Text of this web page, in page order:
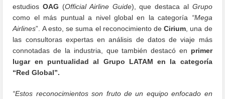
estudios OAG (Official Airline Guide), que destaca al Grupo
como el más puntual a nivel global en la categoría “Mega
Airlines”. A esto, se suma el reconocimiento deCirium , una de
las consultoras expertas en análisis de datos de viaje más
connotadas de la industria, que también destacó en primer
lugar en puntualidad al Grupo LATAM en la categoría
“Red Global”.
“Estos reconocimientos son fruto de un equipo enfocado en